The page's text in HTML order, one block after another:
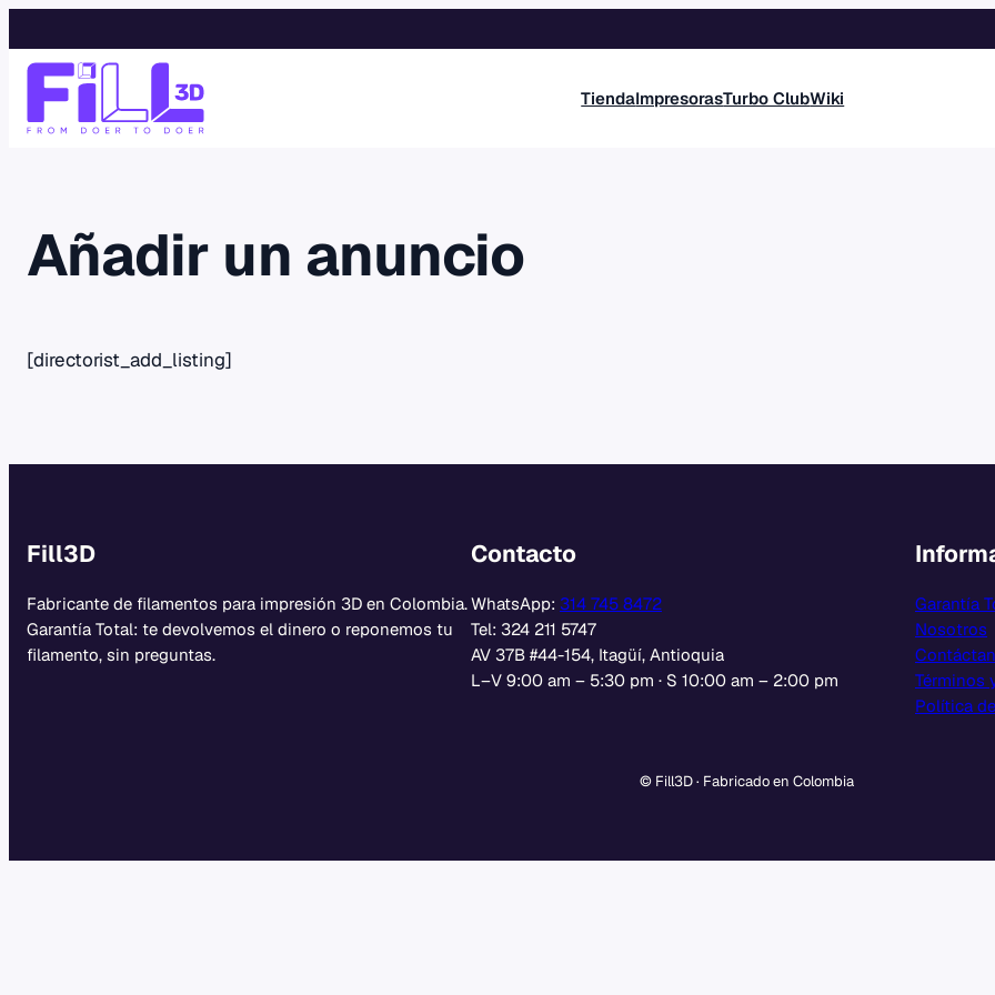
al
contenido
TiendaImpresorasTurbo ClubWiki
Añadir un anuncio
[directorist_add_listing]
Fill3D
Fabricante de filamentos para impresión 3D en Colombia.
Garantía Total: te devolvemos el dinero o reponemos tu
filamento, sin preguntas.
Contacto
WhatsApp: 314 745 8472
Tel: 324 211 5747
AV 37B #44-154, Itagüí, Antioquia
L–V 9:00 am – 5:30 pm · S 10:00 am – 2:00 pm
Garantía
Nosotros
Términos
Política
© Fill3D · Fabricado en Colombia